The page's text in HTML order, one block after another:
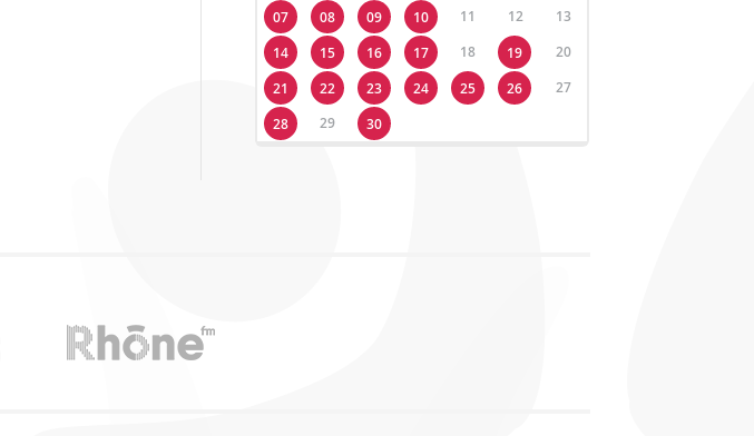
07
08 09 10 11 12
13
14
15 16 17 18 19
20
21
22 23 24 25 26
27
28
29 30